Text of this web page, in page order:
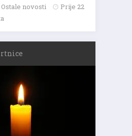
Ostale novosti
Prije 22